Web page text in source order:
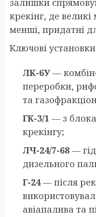
крекінг, де
менші, придатні
Ключові
ЛК-6У —
переробки,
та
ГК-3/1 — з
крекінгу;
ЛЧ-24/7-68 —
дизельного
Г-24— після
авіапалива та